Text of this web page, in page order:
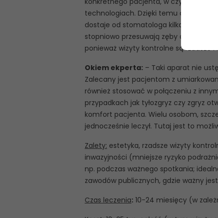
technologiach. Dzięki temu cały etap
dostaje od stomatologa kilka par
stopniowo przesuwają zęby do
ponieważ wizyty kontrolne są rzadsze i
Okiem ekperta: – Taki aparat nie
Zalecany jest pacjentom z
również stosować w połączeniu z
przypadkach jak tyłozgryz czy zgryz
komfort pacjenta. Wielu osobom,
jednocześnie leczył. Tutaj jest to
Zalety: estetyka, rzadsze wizyty
inwazyjności (mniejsze ryzyko
np. podczas ważnego spotkania;
zawodów publicznych, gdzie ważny
Czas leczenia: 10-24 miesięcy (w